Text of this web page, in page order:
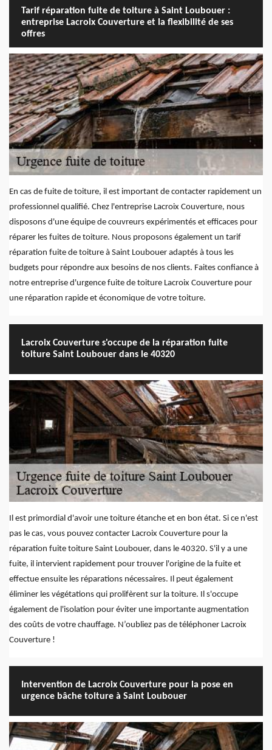
Tarif réparation fuite de toiture à Saint Loubouer :
entreprise Lacroix Couverture et la flexibilité de ses
offres
En cas de fuite de toiture, il est important de contacter rapidement un
professionnel qualifié. Chez l'entreprise Lacroix Couverture, nous
disposons d'une équipe de couvreurs expérimentés et efficaces pour
réparer les fuites de toiture. Nous proposons également un tarif
réparation fuite de toiture à Saint Loubouer adaptés à tous les
budgets pour répondre aux besoins de nos clients. Faites confiance à
notre entreprise d'urgence fuite de toiture Lacroix Couverture pour
une réparation rapide et économique de votre toiture.
Lacroix Couverture s'occupe de la réparation fuite
toiture Saint Loubouer dans le 40320
Il est primordial d'avoir une toiture étanche et en bon état. Si ce n'est
pas le cas, vous pouvez contacter Lacroix Couverture pour la
réparation fuite toiture Saint Loubouer, dans le 40320. S'il y a une
fuite, il intervient rapidement pour trouver l'origine de la fuite et
effectue ensuite les réparations nécessaires. Il peut également
éliminer les végétations qui prolifèrent sur la toiture. Il s'occupe
également de l'isolation pour éviter une importante augmentation
des coûts de votre chauffage. N’oubliez pas de téléphoner Lacroix
Couverture !
Intervention de Lacroix Couverture pour la pose en
urgence bâche toiture à Saint Loubouer